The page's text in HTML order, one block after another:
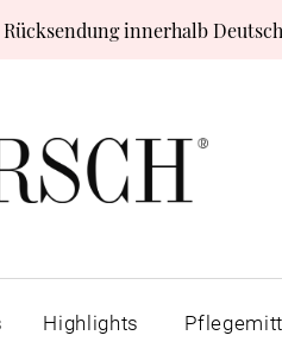
innerhalb
Highlights